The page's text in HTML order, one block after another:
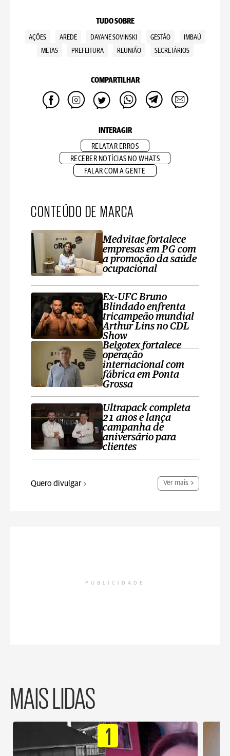
TUDO SOBRE
AÇÕES AREDE DAYANE SOVINSKI GESTÃO
IMBAÚ
METAS
PREFEITURA REUNIÃO SECRETÁRIOS
COMPARTILHAR
INTERAGIR
RELATAR ERROS
RECEBER NOTÍCIAS NO WHATS
FALAR COM A GENTE
CONTEÚDO DE MARCA
Medvitae fortalece
empresas em PG com
a promoção da saúde
ocupacional
Ex-UFC Bruno
Blindado enfrenta
tricampeão mundial
Arthur Lins no CDL
Show
Belgotex fortalece
operação
internacional com
fábrica em Ponta
Grossa
Ultrapack completa
21 anos e lança
campanha de
aniversário para
clientes
Quero divulgar Ver mais
PUBLICIDADE
MAIS LIDAS
1